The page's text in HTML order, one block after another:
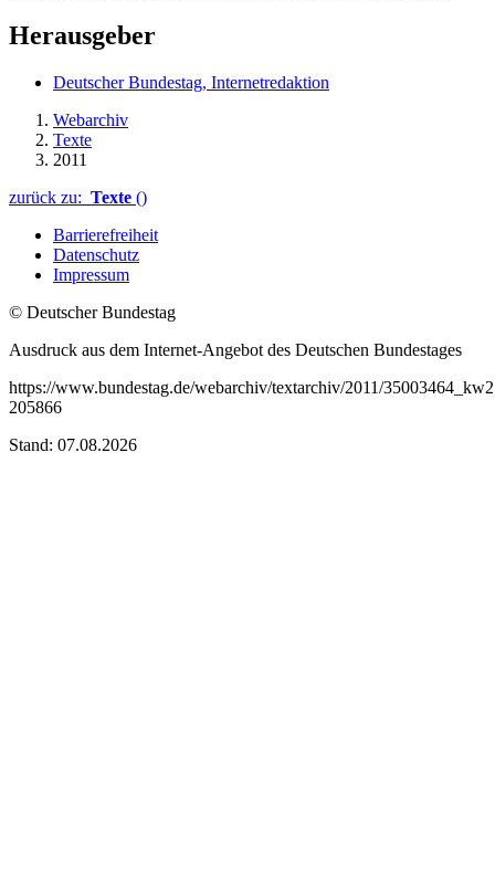
Herausgeber
Deutscher Bundestag, Internetredaktion
Webarchiv
Texte
2011
zurück zu: Texte ()
Barrierefreiheit
Datenschutz
Impressum
© Deutscher Bundestag
Ausdruck aus dem Internet-Angebot des Deutschen Bundestages
https://www.bundestag.de/webarchiv/textarchiv/2011/
205866
Stand: 07.08.2026